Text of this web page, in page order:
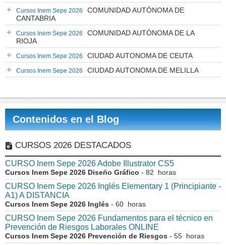
Cursos Inem Sepe 2026
COMUNIDAD AUTÓNOMA DE
CANTABRIA
Cursos Inem Sepe 2026
COMUNIDAD AUTÓNOMA DE LA
RIOJA
Cursos Inem Sepe 2026 CIUDAD AUTONOMA DE CEUTA
Cursos Inem Sepe 2026 CIUDAD AUTONOMA DE MELILLA
Contenidos en el Blog
CURSOS 2026 DESTACADOS
CURSO Inem Sepe 2026 Adobe Illustrator CS5
Cursos Inem Sepe 2026 Diseño Gráfico - 82 horas
CURSO Inem Sepe 2026 Inglés Elementary 1 (Principiante -
A1) A DISTANCIA
Cursos Inem Sepe 2026 Inglés - 60 horas
CURSO Inem Sepe 2026 Fundamentos para el técnico en
Prevención de Riesgos Laborales ONLINE
Cursos Inem Sepe 2026 Prevención de Riesgos - 55 horas